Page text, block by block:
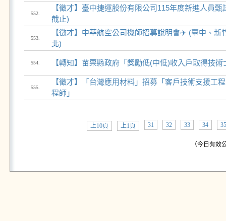
552.
【徵才】臺中捷運股份有限公司115年度新進人員甄
截止)
553.
【徵才】中華航空公司機師招募說明會✈️ (臺中、新
北)
554. 【轉知】苗栗縣政府「獎勵低(中低)收入戶取得技
555.
【徵才】「台灣應用材料」招募「客戶技術支援工
程師」
上10頁 上1頁 31 32 33 34 35
（今日有效